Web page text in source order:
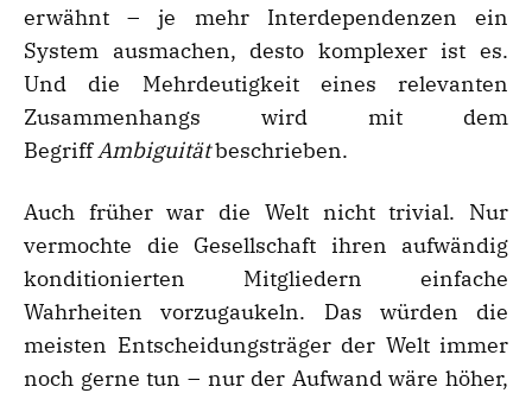
erwähnt – je mehr Interdependenzen ein
System ausmachen, desto komplexer ist es.
Und die Mehrdeutigkeit eines relevanten
Zusammenhangs wird mit dem
BegriffAmbiguitätbeschrieben.
Auch früher war die Welt nicht trivial. Nur
vermochte die Gesellschaft ihren aufwändig
konditionierten Mitgliedern einfache
Wahrheiten vorzugaukeln. Das würden die
meisten Entscheidungsträger der Welt immer
noch gerne tun – nur der Aufwand wäre höher,